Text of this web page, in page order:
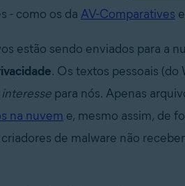
- como os da AV-Comparatives e
estão sendo enviados para a
. Os textos pessoais
interesse para nós. Apenas
na nuvem e, mesmo assim, de
de malware não